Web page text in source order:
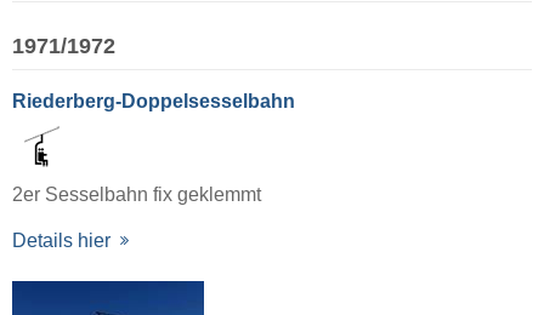
1971/1972
Riederberg-Doppelsesselbahn
2er Sesselbahn fix geklemmt
Details hier